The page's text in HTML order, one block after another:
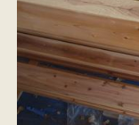
資料請求